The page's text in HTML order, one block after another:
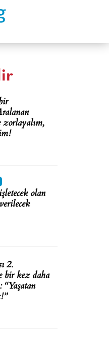
zorlayalım,
olan
2.
bir kez daha